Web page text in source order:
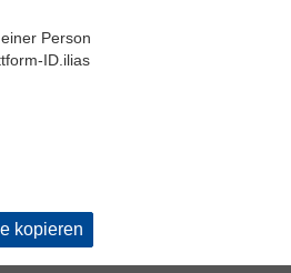
Person
ID.ilias
kopieren